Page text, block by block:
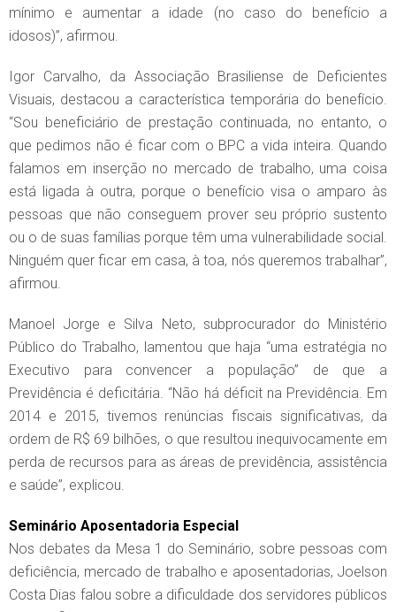
mínimo e aumentar a idade (no caso do benefício a
idosos)”, afirmou.
Igor Carvalho, da Associação Brasiliense de Deficientes
Visuais, destacou a característica temporária do benefício.
“Sou beneficiário de prestação continuada, no entanto, o
que pedimos não é ficar com o BPC a vida inteira. Quando
falamos em inserção no mercado de trabalho, uma coisa
está ligada à outra, porque o benefício visa o amparo às
pessoas que não conseguem prover seu próprio sustento
ou o de suas famílias porque têm uma vulnerabilidade social.
Ninguém quer ficar em casa, à toa, nós queremos trabalhar”,
afirmou.
Manoel Jorge e Silva Neto, subprocurador do Ministério
Público do Trabalho, lamentou que haja “uma estratégia no
Executivo para convencer a população” de que a
Previdência é deficitária. “Não há déficit na Previdência. Em
2014 e 2015, tivemos renúncias fiscais significativas, da
ordem de R$ 69 bilhões, o que resultou inequivocamente em
perda de recursos para as áreas de previdência, assistência
e saúde”, explicou.
Seminário Aposentadoria Especial
Nos debates da Mesa 1 do Seminário, sobre pessoas com
deficiência, mercado de trabalho e aposentadorias, Joelson
Costa Dias falou sobre a dificuldade dos servidores públicos